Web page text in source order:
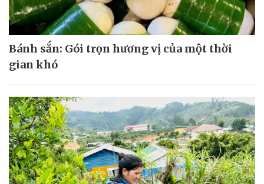
Bánh sắn: Gói trọn hương vị của một thời
gian khó